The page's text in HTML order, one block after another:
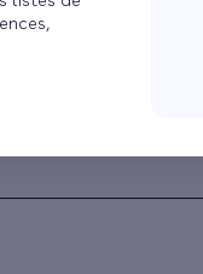
08/2024 à 07h28